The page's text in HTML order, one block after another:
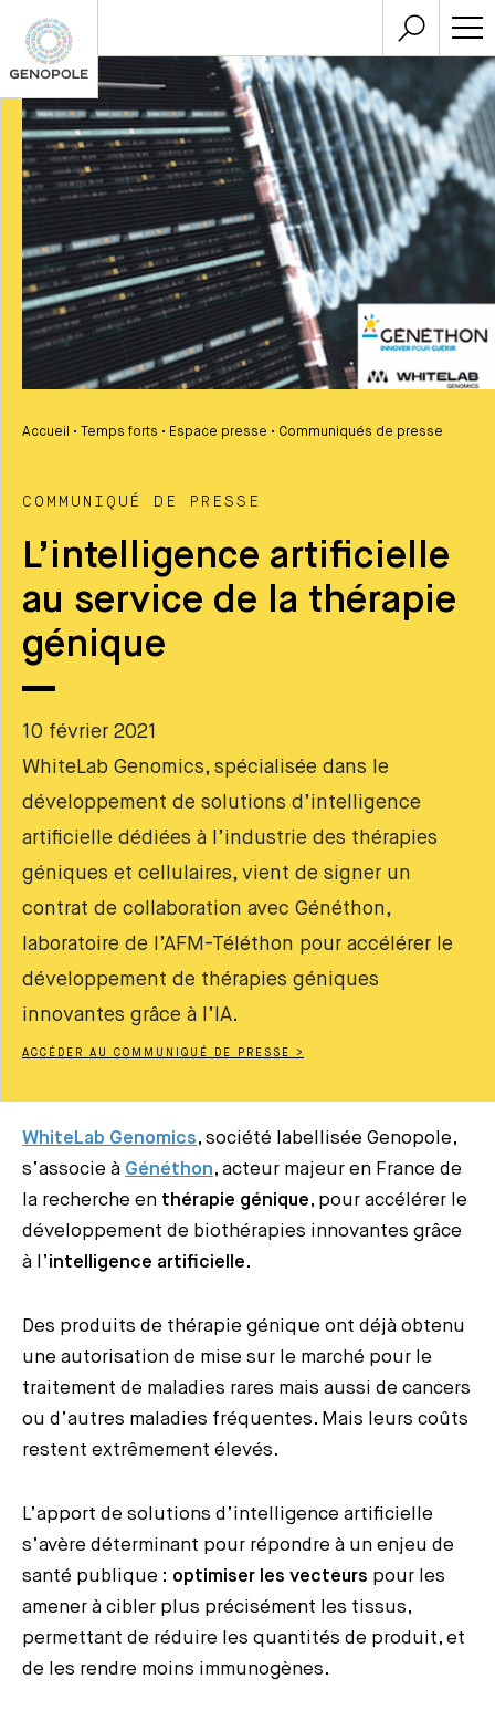
Accueil • Temps forts • Espace presse • Communiqués de presse
COMMUNIQUÉ DE PRESSE
L’intelligence artificielle
au service de la thérapie
génique
10 février 2021
WhiteLab Genomics, spécialisée dans le
développement de solutions d’intelligence
artificielle dédiées à l’industrie des thérapies
géniques et cellulaires, vient de signer un
contrat de collaboration avec Généthon,
laboratoire de l’AFM-Téléthon pour accélérer le
développement de thérapies géniques
innovantes grâce à l’IA.
ACCÉDER AU COMMUNIQUÉ DE PRESSE >
WhiteLab Genomics, société labellisée Genopole,
s’associe à Généthon, acteur majeur en France de
la recherche en thérapie génique, pour accélérer le
développement de biothérapies innovantes grâce
à l’intelligence artificielle.
Des produits de thérapie génique ont déjà obtenu
une autorisation de mise sur le marché pour le
traitement de maladies rares mais aussi de cancers
ou d’autres maladies fréquentes. Mais leurs coûts
restent extrêmement élevés.
L’apport de solutions d’intelligence artificielle
s’avère déterminant pour répondre à un enjeu de
santé publique : optimiser les vecteurs pour les
amener à cibler plus précisément les tissus,
permettant de réduire les quantités de produit, et
de les rendre moins immunogènes.